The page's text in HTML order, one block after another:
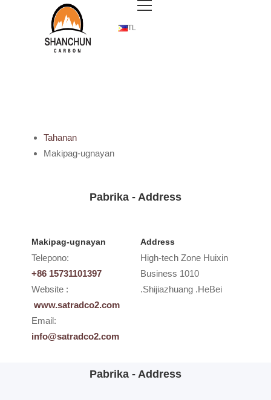
TL
Tahanan
Makipag-ugnayan
Pabrika - Address
Makipag-ugnayan
Telepono:
+86 15731101397
Website :
www.satradco2.com
Email:
info@satradco2.com
Address
High-tech Zone Huixin
Business 1010
.Shijiazhuang .HeBei
Pabrika - Address